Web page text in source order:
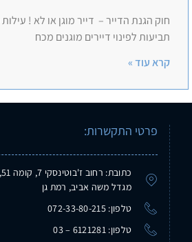
חוק הגנת הדייר – דייר מוגן או לא !
תביעות לפינוי דיירים מוגנים מכח
קרא עוד »
פרטי התקשרות:
כתובת: רחוב ז'בוטינסקי 7, קומה 51,
מגדל משה אביב, רמת גן
טלפון: 072-33-80-215
טלפון: 6121281 – 03